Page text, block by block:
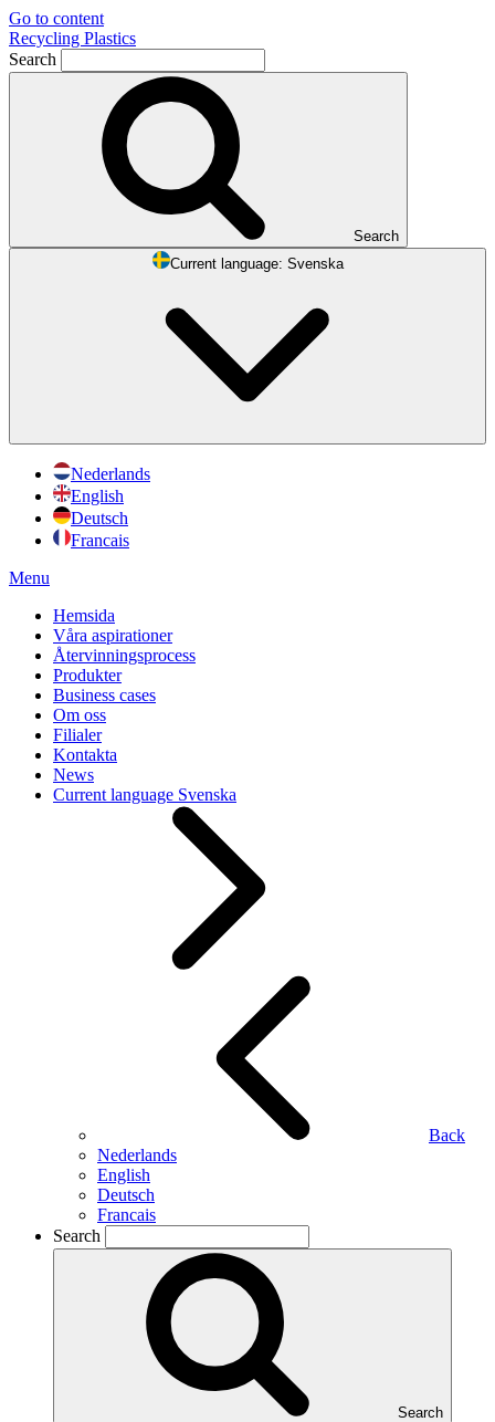
Go to content
Recycling Plastics
Search
Search
Current language:
Svenska
Nederlands
English
Deutsch
Francais
Menu
Hemsida
Våra aspirationer
Återvinningsprocess
Produkter
Business cases
Om oss
Filialer
Kontakta
News
Current language Svenska
Back
Nederlands
English
Deutsch
Francais
Search
Search